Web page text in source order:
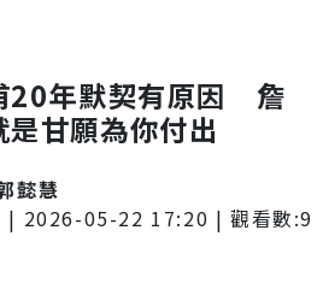
20年默契有原因 詹
甘願為你付出
懿慧
| 2026-05-22 17:20 | 觀看數:9